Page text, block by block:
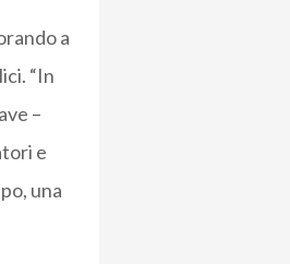
a
“In
–
e
una